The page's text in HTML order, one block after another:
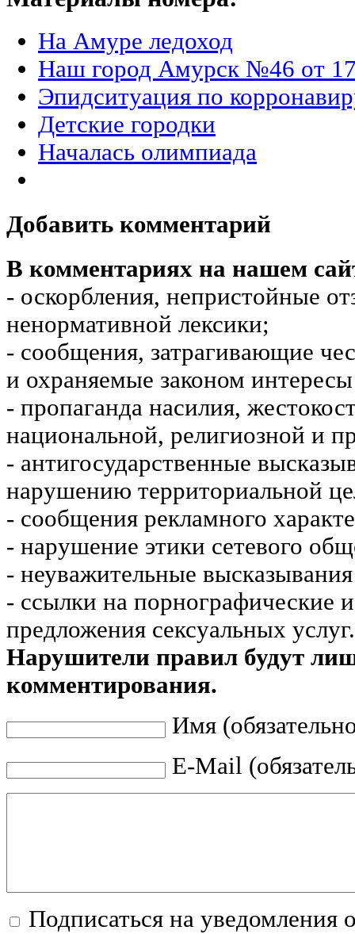
На Амуре ледоход
Наш город Амурск №46 от
Эпидситуация по
Детские городки
Началась олимпиада
Добавить комментарий
В комментариях на нашем
- оскорбления, непристойные
ненормативной лексики;
- сообщения, затрагивающие
и охраняемые законом
- пропаганда насилия,
национальной, религиозной и
- антигосударственные
нарушению территориальной
- сообщения рекламного
- нарушение этики сетевого
- неуважительные
- ссылки на порнографические
предложения сексуальных услуг.
Нарушители правил будут
комментирования.
Имя
E-Mail
Подписаться на уведомления